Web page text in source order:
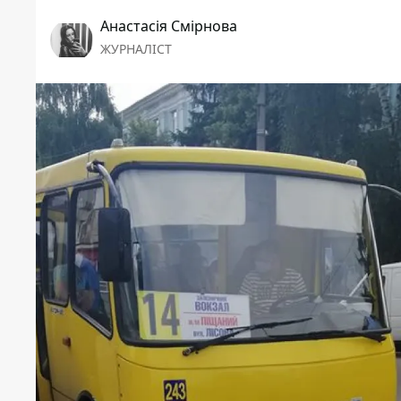
Анастасія Смірнова
ЖУРНАЛІСТ